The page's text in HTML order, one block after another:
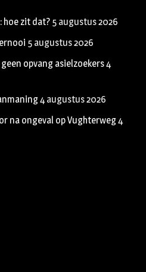
hoe zit dat? 5 augustus 2026
5 augustus 2026
opvang asielzoekers4
4 augustus 2026
na ongeval op Vughterweg4